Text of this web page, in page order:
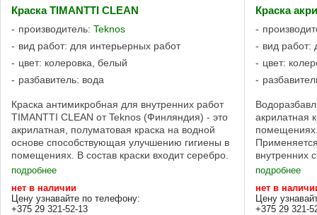
Краска TIMANTTI CLEAN
производитель: Teknos
вид работ: для интерьерных работ
цвет: колеровка, белый
разбавитель: вода
Краска антимикробная для внутренних работ
TIMANTTI CLEAN от Teknos (Финляндия) - это
акрилатная, полуматовая краска на водной
основе способствующая улучшению гигиены в
помещениях. В состав краски входит серебро.
Антимикробный эффект остается на ...
подробнее
нет в наличии
Цену узнавайте по телефону:
+375 29 321-52-13
Краска
вид работ:
цвет:
акрилатная
внутренних
помещениях,
подробнее
нет в
Цену
+375 29 321-